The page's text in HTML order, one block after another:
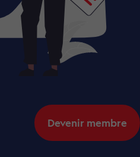
Devenir membre